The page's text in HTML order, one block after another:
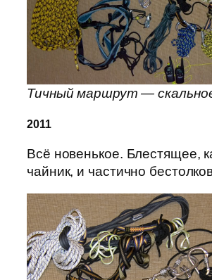
Тичный маршрут —
2011
Всё новенькое. Блестящее,
чайник, и частично